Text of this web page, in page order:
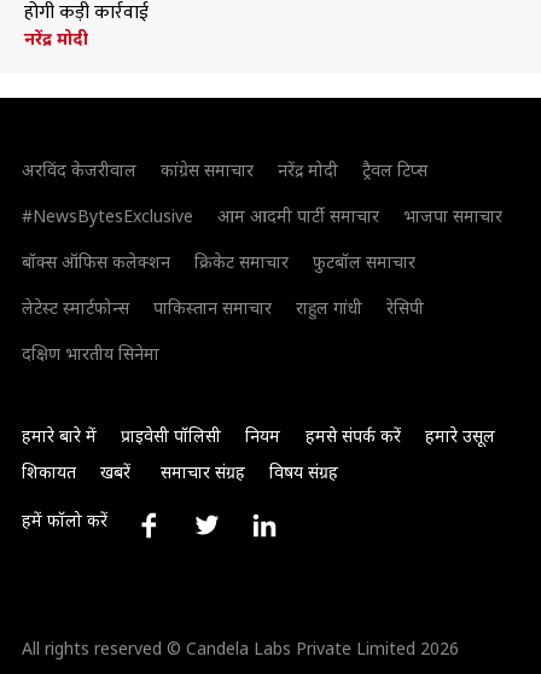
होगी कड़ी कार्रवाई
नरेंद्र मोदी
अरविंद केजरीवाल कांग्रेस समाचार नरेंद्र मोदी
ट्रैवल टिप्स
#NewsBytesExclusive
आम आदमी पार्टी समाचार
भाजपा समाचार
बॉक्स ऑफिस कलेक्शन
क्रिकेट समाचार
फुटबॉल समाचार
लेटेस्ट स्मार्टफोन्स
पाकिस्तान समाचार राहुल गांधी
रेसिपी
दक्षिण भारतीय सिनेमा
हमारे बारे में प्राइवेसी पॉलिसी नियम हमसे संपर्क करें
हमारे उसूल
शिकायत
खबरें समाचार संग्रह विषय संग्रह
हमें फॉलो करें
All rights reserved © Candela Labs Private Limited 2026